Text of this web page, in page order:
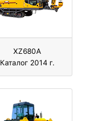
XZ680A
Каталог 2014 г.